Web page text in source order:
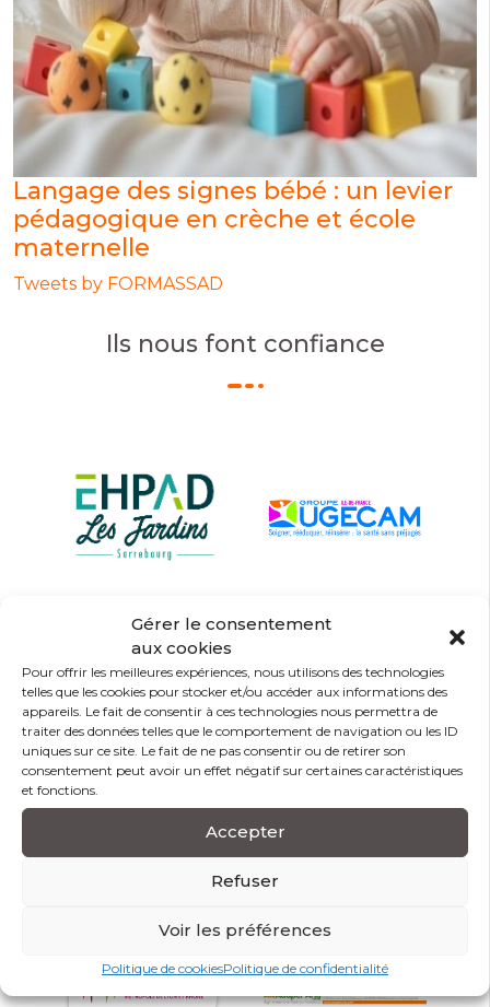
Gérer le consentement
aux cookies
Pour offrir les meilleures expériences, nous utilisons des technologies
telles que les cookies pour stocker et/ou accéder aux informations des
appareils. Le fait de consentir à ces technologies nous permettra de
traiter des données telles que le comportement de navigation ou les ID
uniques sur ce site. Le fait de ne pas consentir ou de retirer son
consentement peut avoir un effet négatif sur certaines caractéristiques
et fonctions.
Accepter
Refuser
Voir les préférences
Politique de cookiesPolitique de confidentialité
Langage des signes bébé : un levier
pédagogique en crèche et école
maternelle
Tweets by FORMASSAD
Ils nous font confiance